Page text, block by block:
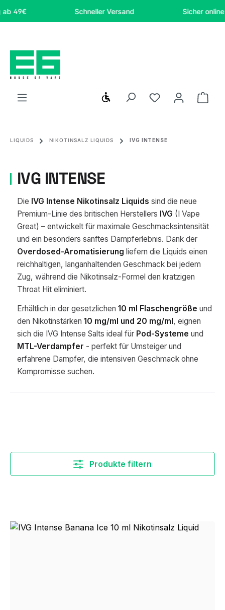
Zum Hauptinhalt springen
Schneller Versand Sicher online
Werkzeugleiste anzeigen
Du hast 0
LIQUIDS NIKOTINSALZ LIQUIDS IVG INTENSE
IVG INTENSE
Die IVG Intense Nikotinsalz Liquids sind die neue
Premium-Linie des britischen Herstellers IVG (I Vape
Great) – entwickelt für maximale Geschmacksintensität
und ein besonders sanftes Dampferlebnis. Dank der
Overdosed-Aromatisierung liefern die Liquids einen
reichhaltigen, langanhaltenden Geschmack bei jedem
Zug, während die Nikotinsalz-Formel den kratzigen
Throat Hit eliminiert.
Erhältlich in der gesetzlichen 10 ml Flaschengröße und
den Nikotinstärken 10 mg/ml und 20 mg/ml, eignen
sich die IVG Intense Salts ideal für Pod-Systeme und
MTL-Verdampfer - perfekt für Umsteiger und
erfahrene Dampfer, die intensiven Geschmack ohne
Kompromisse suchen.
Produkte filtern